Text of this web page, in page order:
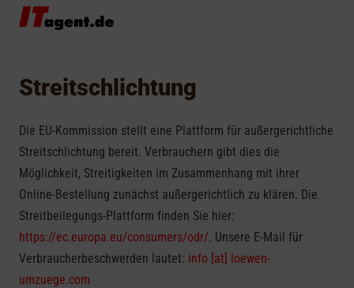
Streitschlichtung
Die EU-Kommission stellt eine Plattform für außergerichtliche
Streitschlichtung bereit. Verbrauchern gibt dies die
Möglichkeit, Streitigkeiten im Zusammenhang mit ihrer
Online-Bestellung zunächst außergerichtlich zu klären. Die
Streitbeilegungs-Plattform finden Sie hier:
https://ec.europa.eu/consumers/odr/. Unsere E-Mail für
Verbraucherbeschwerden lautet: info [at] loewen-
umzuege.com